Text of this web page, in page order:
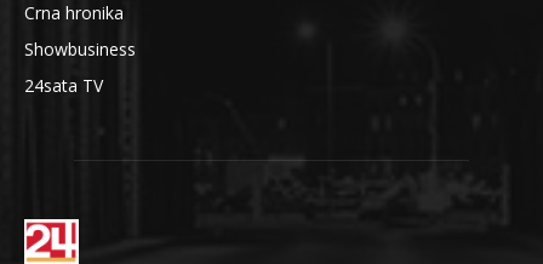
Crna hronika
Showbusiness
24sata TV